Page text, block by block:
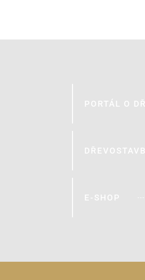
PORTÁL O
E-SHOP